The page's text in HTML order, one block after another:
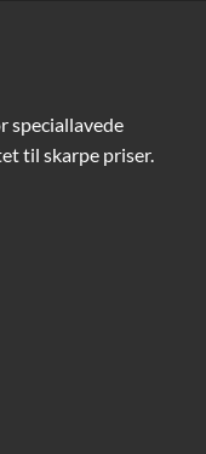
speciallavede
til skarpe priser.